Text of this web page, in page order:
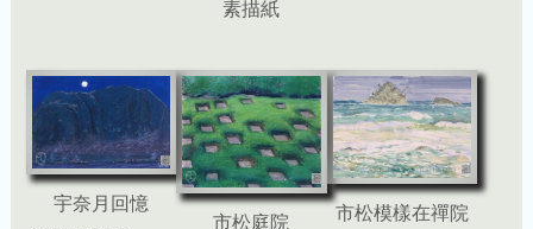
素描紙
宇奈月回憶
市松庭院
市松模樣在禪院